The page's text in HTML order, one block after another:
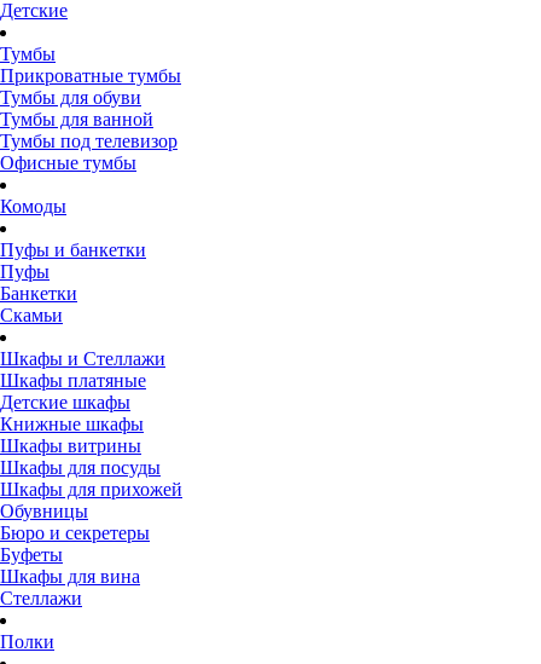
Детские
Тумбы
Прикроватные тумбы
Тумбы для обуви
Тумбы для ванной
Тумбы под телевизор
Офисные тумбы
Комоды
Пуфы и банкетки
Пуфы
Банкетки
Скамьи
Шкафы и Стеллажи
Шкафы платяные
Детские шкафы
Книжные шкафы
Шкафы витрины
Шкафы для посуды
Шкафы для прихожей
Обувницы
Бюро и секретеры
Буфеты
Шкафы для вина
Стеллажи
Полки